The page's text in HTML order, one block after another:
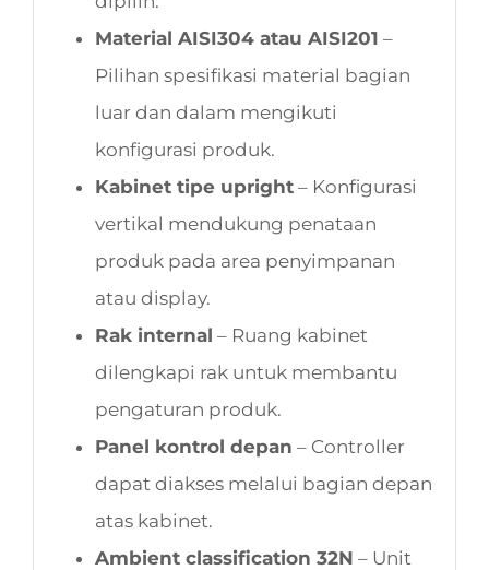
Material AISI304 atau AISI201 –
Pilihan spesifikasi material bagian
luar dan dalam mengikuti
konfigurasi produk.
Kabinet tipe upright– Konfigurasi
vertikal mendukung penataan
produk pada area penyimpanan
atau display.
Rak internal – Ruang kabinet
dilengkapi rak untuk membantu
pengaturan produk.
Panel kontrol depan – Controller
dapat diakses melalui bagian depan
atas kabinet.
Ambient classification 32N – Unit